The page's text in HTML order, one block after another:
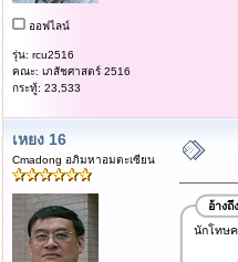
ออฟไลน์
รุ่น: rcu2516
คณะ: เภสัชศาสตร์ 2516
กระทู้: 23,533
เหยง 16
Cmadong อภิมหาอมตะเซียน
อ้างถึง
นักโทษ